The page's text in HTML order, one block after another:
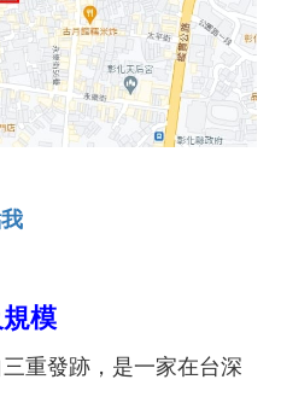
模
重發跡，是一家在台深